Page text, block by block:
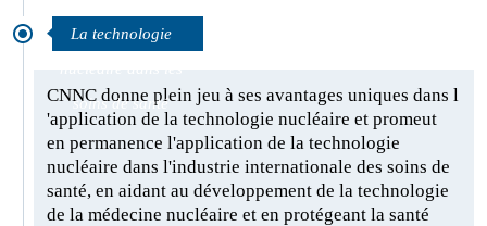
La technologie
soins de santé
CNNC donne plein jeu à ses avantages uniques dans l
'application de la technologie nucléaire et promeut
en permanence l'application de la technologie
nucléaire dans l'industrie internationale des soins de
santé, en aidant au développement de la technologie
de la médecine nucléaire et en protégeant la santé